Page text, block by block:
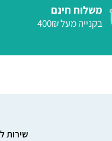
משלוח חינם
בקנייה מעל 400₪
שירות